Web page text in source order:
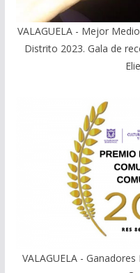
VALAGUELA - Mejor
Distrito 2023. Gala de
VALAGUELA -